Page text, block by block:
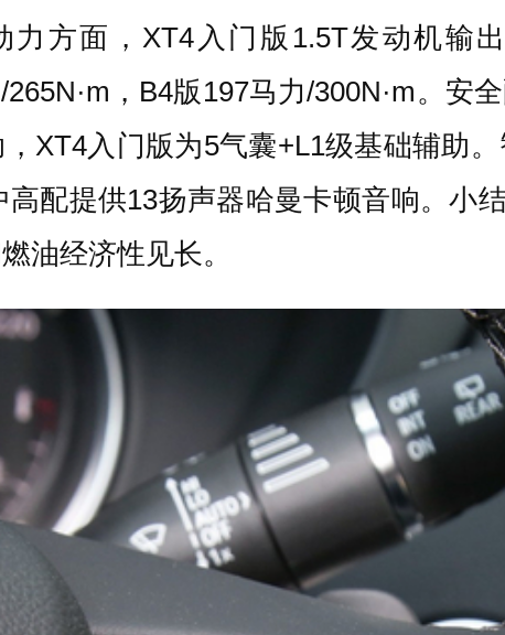
力方面，XT4入门版1.5T发动机输
，B4版197马力/300N·m。安
XT4入门版为5气囊+L1级基础辅助
配提供13扬声器哈曼卡顿音响。小
油经济性见长。